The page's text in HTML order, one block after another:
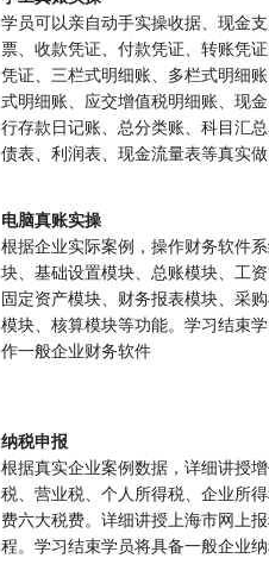
学员可以亲自动手实操收据、现金
票、收款凭证、付款凭证、转账凭
凭证、三栏式明细账、多栏式明细
式明细账、应交增值税明细账、现
行存款日记账、总分类账、科目汇
债表、利润表、现金流量表等真实
电脑真账实操
根据企业实际案例，操作财务软件
块、基础设置模块、总账模块、工
固定资产模块、财务报表模块、采
模块、核算模块等功能。学习结束
作一般企业财务软件
纳税申报
根据真实企业案例数据，详细讲授
税、营业税、个人所得税、企业所
费六大税费。详细讲授上海市网上
程。学习结束学员将具备一般企业